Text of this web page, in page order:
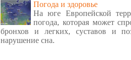
Погода и здоровье
На юге Европейской
погода, которая может
бронхов и легких, суставов и
нарушение сна.